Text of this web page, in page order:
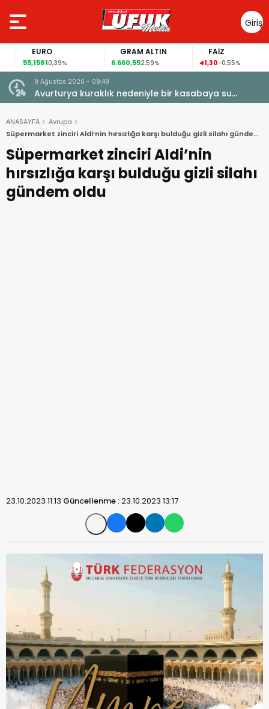
Giriş
Yap
EURO
55,15810,39%
GRAM ALTIN
6.660,552,59%
FAİZ
41,30-0,55%
9 Ağustos 2026 - 09:49
Avurturya kuraklık nedeniyle bir kasabaya su
vermeyi durdurdu
ANASAYFA
Avrupa
Süpermarket zinciri Aldi’nin hırsızlığa karşı bulduğu gizli silahı gündem
oldu
Süpermarket zinciri Aldi’nin
hırsızlığa karşı bulduğu gizli silahı
gündem oldu
23.10.2023 11:13 Güncellenme :23.10.2023 13:17